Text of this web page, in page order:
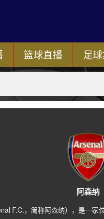
篮球直播 足
阿森纳
F.C.，简称阿森纳），是一